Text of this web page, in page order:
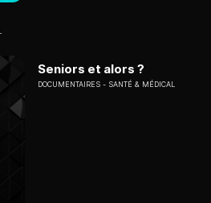
Seniors et alors ?
DOCUMENTAIRES SANTÉ & MÉDICAL